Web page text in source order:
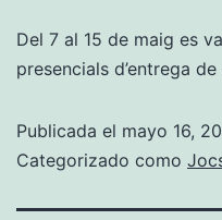
Del 7 al 15 de maig es
presencials d’entrega
Publicada el mayo 16,
Categorizado como